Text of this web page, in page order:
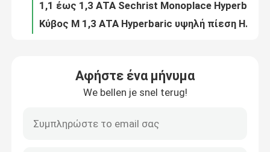
Ζητήστε ένα απόσπασμα
Hyperbaric αίθουσα HBOT
O2arK το πιό πρόσφατο σχέδιο muti-χρώματος προσάρμοσε το ΑΤΑ σπίτι αιθουσών hyperbaric οξυγόνωσης 1,3 για την πώληση
Σαλονιών ομορφιάς αντίστροφη γήρανση αιθουσών κεντρικών εμπορική Hyperbaric αιθουσών 1.3ata Hyperbaric
Αφήστε ένα μήνυμα
We bellen je snel terug!